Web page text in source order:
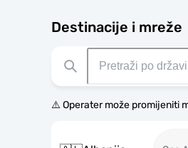
Destinacije i mreže
⚠️ Operater može promijeniti